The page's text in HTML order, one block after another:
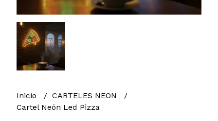
Inicio
CARTELES NEON
Cartel Neón Led Pizza